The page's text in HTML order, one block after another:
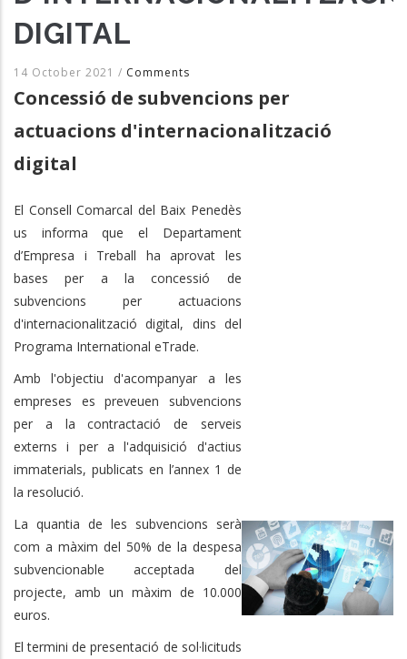
DIGITAL
14 October 2021 / Comments
Concessió de subvencions per
actuacions d'internacionalització
digital
El Consell Comarcal del Baix Penedès
us informa que el Departament
d’Empresa i Treball ha aprovat les
bases per a la concessió de
subvencions per actuacions
d'internacionalització digital, dins del
Programa International eTrade.
Amb l'objectiu d'acompanyar a les
empreses es preveuen subvencions
per a la contractació de serveis
externs i per a l'adquisició d'actius
immaterials, publicats en l’annex 1 de
la resolució.
La quantia de les subvencions serà
com a màxim del 50% de la despesa
subvencionable acceptada del
projecte, amb un màxim de 10.000
euros.
El termini de presentació de sol·licituds